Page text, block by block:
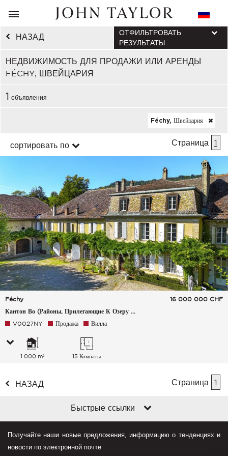
НАЗАД
НЕДВИЖИМОСТЬ ДЛЯ ПРОДАЖИ ИЛИ АРЕНДЫ
FÉCHY, ШВЕЙЦАРИЯ
ОТФИЛЬТРОВАТЬ
РЕЗУЛЬТАТЫ
1 объявления
Féchy, Швейцария
сортировать по Страница 1
Féchy
Кантон Во (Районы, Прилегающие К Озеру Леман), Швейцария
16 000 000 CHF
V0027NY Продажа Вилла
1 000 m² 15 Комнаты
НАЗАД Страница 1
Быстрые ссылки
Получайте наши новые предложения, информацию о тенденциях и
новости по электронной почте